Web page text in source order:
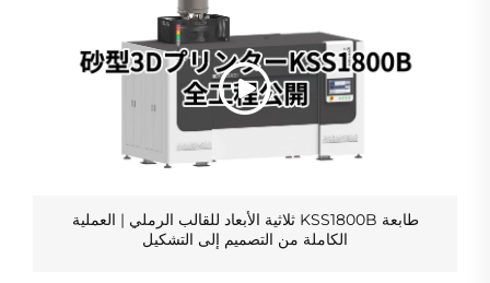
طابعة KSS1800B ثلاثية الأبعاد للقالب الرملي | العملية
الكاملة من التصميم إلى التشكيل